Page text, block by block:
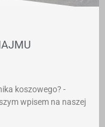
koszowego? -
wpisem na naszej